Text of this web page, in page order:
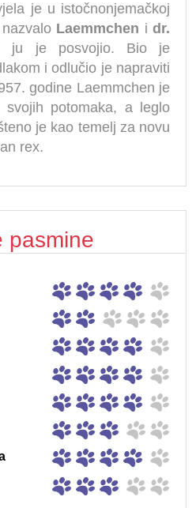
je u istočnonjemačkoj
Laemmchen idr.
ju je posvojio. Bio je
i odlučio je napraviti
godine Laemmchen je
potomaka, a leglo
je kao temelj za novu
rex.
pasmine